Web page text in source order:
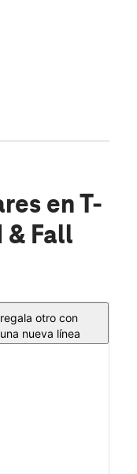
en T-
Fall
otro con
nueva línea